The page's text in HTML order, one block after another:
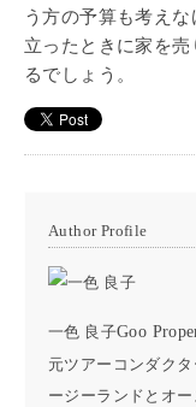
う方の予算も考え
立ったときに家を
るでしょう。
Author Profile
一色 良子Goo
元ツアーコンダク
ージーランドとオ